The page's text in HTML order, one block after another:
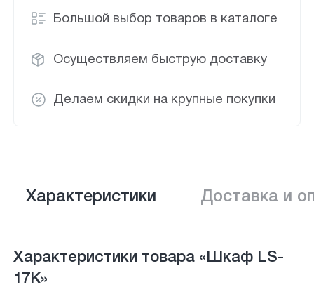
Большой выбор товаров в каталоге
Осуществляем быструю доставку
Делаем скидки на крупные покупки
Характеристики Доставка и
Характеристики товара «Шкаф LS-
17К»